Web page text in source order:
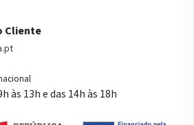
Cliente
às 13h e das 14h às 18h